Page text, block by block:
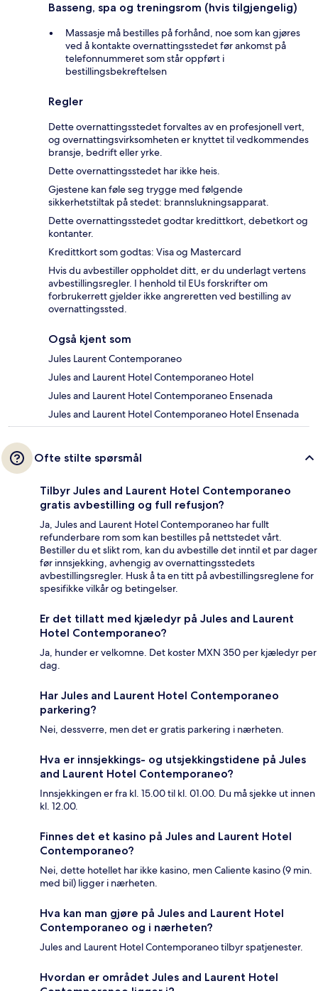
Basseng, spa og treningsrom (hvis tilgjengelig)
Massasje må bestilles på forhånd, noe som kan gjøres
ved å kontakte overnattingsstedet før ankomst på
telefonnummeret som står oppført i
bestillingsbekreftelsen
Regler
Dette overnattingsstedet forvaltes av en profesjonell vert,
og overnattingsvirksomheten er knyttet til vedkommendes
bransje, bedrift eller yrke.
Dette overnattingsstedet har ikke heis.
Gjestene kan føle seg trygge med følgende
sikkerhetstiltak på stedet: brannslukningsapparat.
Dette overnattingsstedet godtar kredittkort, debetkort og
kontanter.
Kredittkort som godtas: Visa og Mastercard
Hvis du avbestiller oppholdet ditt, er du underlagt vertens
avbestillingsregler. I henhold til EUs forskrifter om
forbrukerrett gjelder ikke angreretten ved bestilling av
overnattingssted.
Også kjent som
Jules Laurent Contemporaneo
Jules and Laurent Hotel Contemporaneo Hotel
Jules and Laurent Hotel Contemporaneo Ensenada
Jules and Laurent Hotel Contemporaneo Hotel Ensenada
Ofte stilte spørsmål
Tilbyr Jules and Laurent Hotel Contemporaneo
gratis avbestilling og full refusjon?
Ja, Jules and Laurent Hotel Contemporaneo har fullt
refunderbare rom som kan bestilles på nettstedet vårt.
Bestiller du et slikt rom, kan du avbestille det inntil et par dager
før innsjekking, avhengig av overnattingsstedets
avbestillingsregler. Husk å ta en titt på avbestillingsreglene for
spesifikke vilkår og betingelser.
Er det tillatt med kjæledyr på Jules and Laurent
Hotel Contemporaneo?
Ja, hunder er velkomne. Det koster MXN 350 per kjæledyr per
dag.
Har Jules and Laurent Hotel Contemporaneo
parkering?
Nei, dessverre, men det er gratis parkering i nærheten.
Hva er innsjekkings- og utsjekkingstidene på Jules
and Laurent Hotel Contemporaneo?
Innsjekkingen er fra kl. 15.00 til kl. 01.00. Du må sjekke ut innen
kl. 12.00.
Finnes det et kasino på Jules and Laurent Hotel
Contemporaneo?
Nei, dette hotellet har ikke kasino, men Caliente kasino (9 min.
med bil) ligger i nærheten.
Hva kan man gjøre på Jules and Laurent Hotel
Contemporaneo og i nærheten?
Jules and Laurent Hotel Contemporaneo tilbyr spatjenester.
Hvordan er området Jules and Laurent Hotel